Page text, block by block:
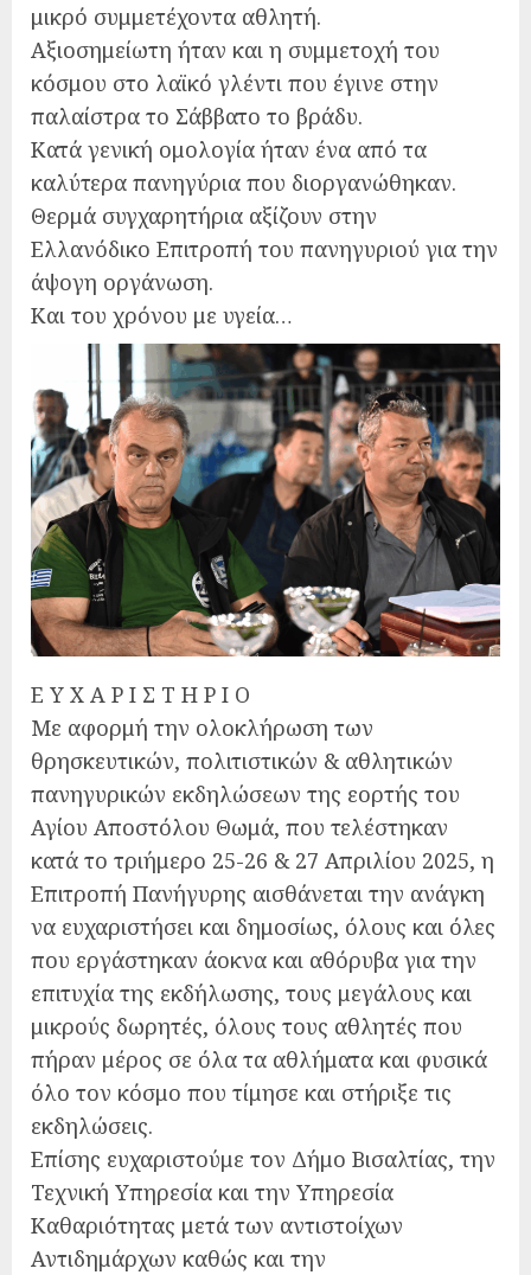
μικρό συμμετέχοντα αθλητή.
Αξιοσημείωτη ήταν και η συμμετοχή του
κόσμου στο λαϊκό γλέντι που έγινε στην
παλαίστρα το Σάββατο το βράδυ.
Κατά γενική ομολογία ήταν ένα από τα
καλύτερα πανηγύρια που διοργανώθηκαν.
Θερμά συγχαρητήρια αξίζουν στην
Ελλανόδικο Επιτροπή του πανηγυριού για την
άψογη οργάνωση.
Και του χρόνου με υγεία…
Ε Υ Χ Α Ρ Ι Σ Τ Η Ρ Ι Ο
Με αφορμή την ολοκλήρωση των
θρησκευτικών, πολιτιστικών & αθλητικών
πανηγυρικών εκδηλώσεων της εορτής του
Αγίου Αποστόλου Θωμά, που τελέστηκαν
κατά το τριήμερο 25-26 & 27 Απριλίου 2025, η
Επιτροπή Πανήγυρης αισθάνεται την ανάγκη
να ευχαριστήσει και δημοσίως, όλους και όλες
που εργάστηκαν άοκνα και αθόρυβα για την
επιτυχία της εκδήλωσης, τους μεγάλους και
μικρούς δωρητές, όλους τους αθλητές που
πήραν μέρος σε όλα τα αθλήματα και φυσικά
όλο τον κόσμο που τίμησε και στήριξε τις
εκδηλώσεις.
Επίσης ευχαριστούμε τον Δήμο Βισαλτίας, την
Τεχνική Υπηρεσία και την Υπηρεσία
Καθαριότητας μετά των αντιστοίχων
Αντιδημάρχων καθώς και την